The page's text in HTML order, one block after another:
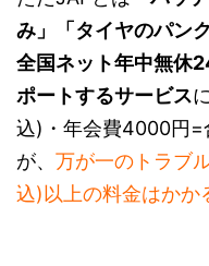
み」「タイヤのパン
全国ネット年中無休
ポートするサービス
込)・年会費4000円
が、 万が一のトラブ
込)以上の料金はかか